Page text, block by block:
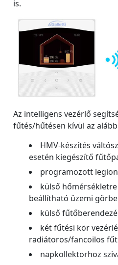
is.
Az intelligens vezérlő
fűtés/hűtésen kívül az
HMV-készítés
esetén kiegészítő
programozott
külső
beállítható üzemi görbe
külső
két fűtési kör
radiátoros/fancoilos
napkollektorhoz